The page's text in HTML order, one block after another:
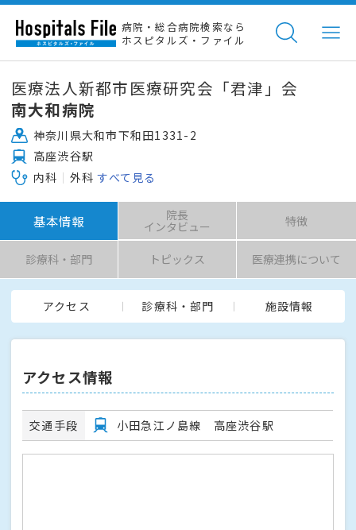
病院・総合病院検索なら
ホスピタルズ・ファイル
医療法人新都市医療研究会「君津」会
南大和病院
神奈川県大和市下和田1331-2
高座渋谷駅
内科
外科 すべて見る
基本情報 院長
インタビュー 特徴
診療科・部門 トピックス 医療連携について
アクセス 診療科・部門 施設情報
アクセス情報
交通手段 小田急江ノ島線 高座渋谷駅